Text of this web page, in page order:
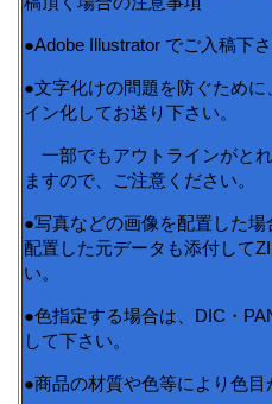
●Adobe Illustrator でご入稿下さ
●文字化けの問題を防ぐため
イン化してお送り下さい。
一部でもアウトラインがと
ますので、ご注意ください。
●写真などの画像を配置した
配置した元データも添付して
い。
●色指定する場合は、DIC・
して下さい。
●商品の材質や色等により色目